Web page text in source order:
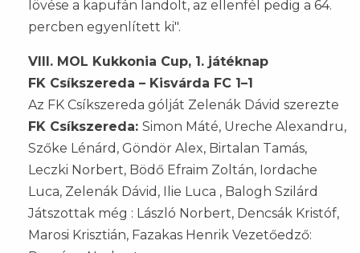
lövése a kapufán landolt, az ellenfél pedig a 64.
percben egyenlített ki".
VIII. MOL Kukkonia Cup, 1. játéknap
FK Csíkszereda – Kisvárda FC 1–1
Az FK Csíkszereda gólját Zelenák Dávid szerezte
FK Csíkszereda: Simon Máté, Ureche Alexandru,
Szőke Lénárd, Göndör Alex, Birtalan Tamás,
Leczki Norbert, Bödő Efraim Zoltán, Iordache
Luca, Zelenák Dávid, Ilie Luca , Balogh Szilárd
Játszottak még : László Norbert, Dencsák Kristóf,
Marosi Krisztián, Fazakas Henrik Vezetőedző: